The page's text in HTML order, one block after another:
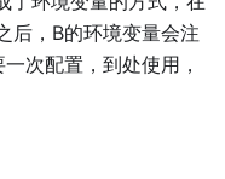
后，B的环境变量会注
次配置，到处使用，